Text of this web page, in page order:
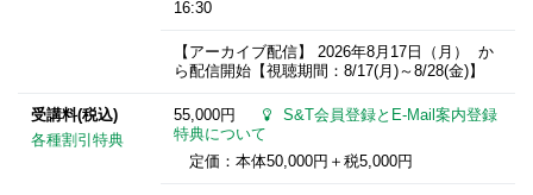
16:30
【アーカイブ配信】 2026年8月17日
（月） か
ら配信開始【視聴期間：8/17(月)～8/28(金)】
受講料(税込)
各種割引特典
55,000円
S&T会員登録とE-Mail案内登録
特典について
定価：本体50,000円＋税5,000円